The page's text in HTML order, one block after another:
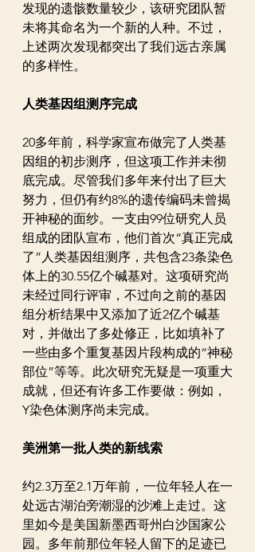
发现的遗骸数量较少，该研究团队暂
未将其命名为一个新的人种。不过，
上述两次发现都突出了我们远古亲属
的多样性。
人类基因组测序完成
20多年前，科学家宣布做完了人类基
因组的初步测序，但这项工作并未彻
底完成。尽管我们多年来付出了巨大
努力，但仍有约8%的遗传编码未曾揭
开神秘的面纱。一支由99位研究人员
组成的团队宣布，他们首次“真正完成
了”人类基因组测序，共包含23条染色
体上的30.55亿个碱基对。这项研究尚
未经过同行评审，不过向之前的基因
组分析结果中又添加了近2亿个碱基
对，并做出了多处修正，比如填补了
一些由多个重复基因片段构成的“神秘
部位”等等。此次研究无疑是一项重大
成就，但还有许多工作要做：例如，
Y染色体测序尚未完成。
美洲第一批人类的新线索
约2.3万至2.1万年前，一位年轻人在一
处远古湖泊旁潮湿的沙滩上走过。这
里如今是美国新墨西哥州白沙国家公
园。多年前那位年轻人留下的足迹已